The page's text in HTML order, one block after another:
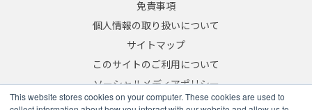
This website stores cookies on your computer. These cookies are used to
免責事項
個人情報の取り扱いについて
サイトマップ
このサイトのご利用について
ソーシャルメディアポリシー
反社会的勢力への対応について